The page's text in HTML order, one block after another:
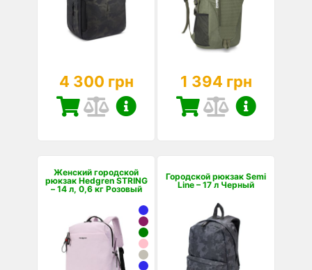
4 300 грн 1 394 грн
Женский городской
рюкзак Hedgren STRING
– 14 л, 0,6 кг Розовый
Городской рюкзак Semi
Line – 17 л Черный